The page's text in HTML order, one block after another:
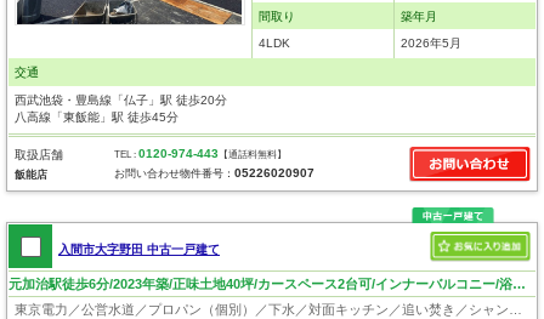
間取り
4LDK
築年月
2026年5月
交通
西武池袋・豊島線「仏子」駅 徒歩20分
八高線「東飯能」駅 徒歩45分
取扱店舗
飯能店
TEL :0120-974-443 【通話料無料】
お問い合わせ物件番号：05226020907
入間市大字野田 中古一戸建て
元加治駅徒歩6分/2023年築/正味土地40坪/カースペース2台可/インナーバルコニー/浴室暖房乾燥機付
東京電力／公営水道／プロパン（個別）／下水／対面キッチン／追い焚き／シャンプードレッサー／浴室換気乾燥機／ウォシュレット／システムキッチン／浄水器／床下収納／フローリング／クローゼット／バリアフリー